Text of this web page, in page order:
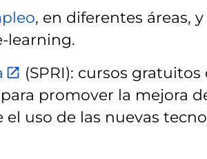
, en diferentes áreas,
learning.
(SPRI): cursos
promover la mejora
uso de las nuevas